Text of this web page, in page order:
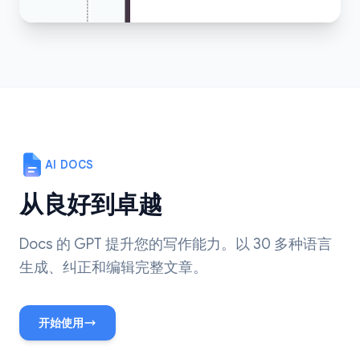
AI DOCS
从良好到卓越
Docs 的 GPT 提升您的写作能力。以 30 多种语言
生成、纠正和编辑完整文章。
开始使用